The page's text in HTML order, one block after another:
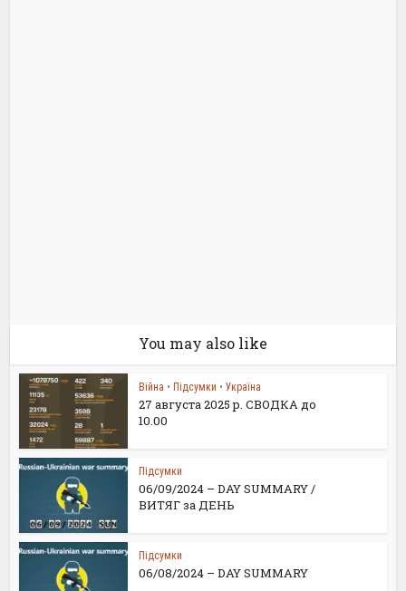
You may also like
Війна • Підсумки • Україна
27 августа 2025 р. СВОДКА до
10.00
Підсумки
06/09/2024 – DAY SUMMARY /
ВИТЯГ за ДЕНЬ
Підсумки
06/08/2024 – DAY SUMMARY